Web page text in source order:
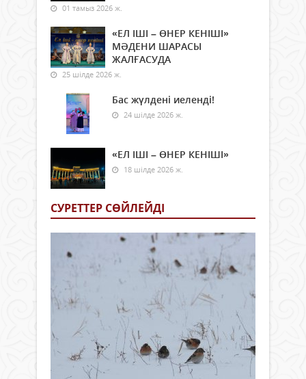
01 тамыз 2026 ж.
«ЕЛ ІШІ – ӨНЕР КЕНІШІ»
МӘДЕНИ ШАРАСЫ
ЖАЛҒАСУДА
25 шілде 2026 ж.
Бас жүлдені иеленді!
24 шілде 2026 ж.
«ЕЛ ІШІ – ӨНЕР КЕНІШІ»
18 шілде 2026 ж.
СУРЕТТЕР СӨЙЛЕЙДI